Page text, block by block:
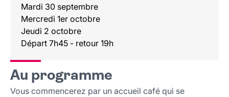
Mardi 30 septembre
Mercredi 1er octobre
Jeudi 2 octobre
Départ 7h45 - retour 19h
Au programme
Vous commencerez par un accueil café qui se